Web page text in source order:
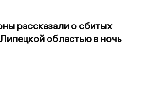
рассказали о сбитых
областью в ночь